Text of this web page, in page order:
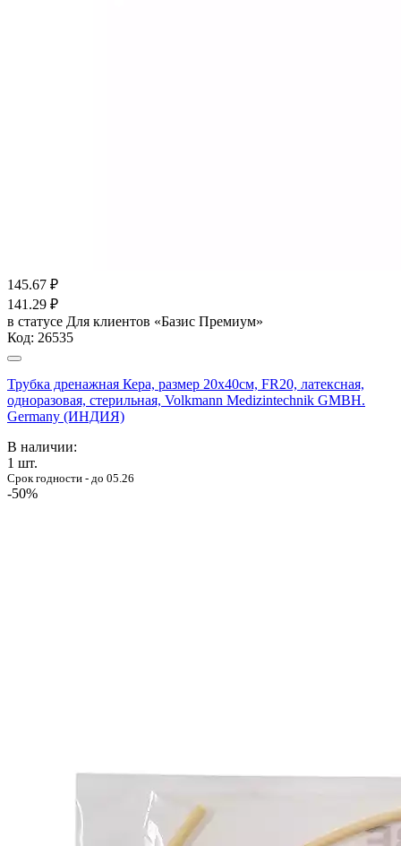
145.67 ₽
141.29 ₽
в статусе Для клиентов «Базис Премиум»
Код: 26535
Трубка дренажная Кера, размер 20х40см, FR20, латексная,
одноразовая, стерильная, Volkmann Medizintechnik GMBH.
Germany (ИНДИЯ)
В наличии:
1 шт.
Срок годности - до 05.26
-50%